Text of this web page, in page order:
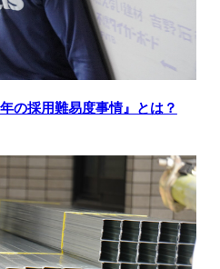
の採用難易度事情』とは？